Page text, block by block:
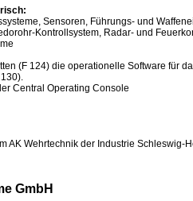
Sensoren, Führungs- und
Kontrollsystem, Radar- und
(F 124) die operationelle Software für
Central Operating Console
AK Wehrtechnik der Industrie Schleswig-
GmbH